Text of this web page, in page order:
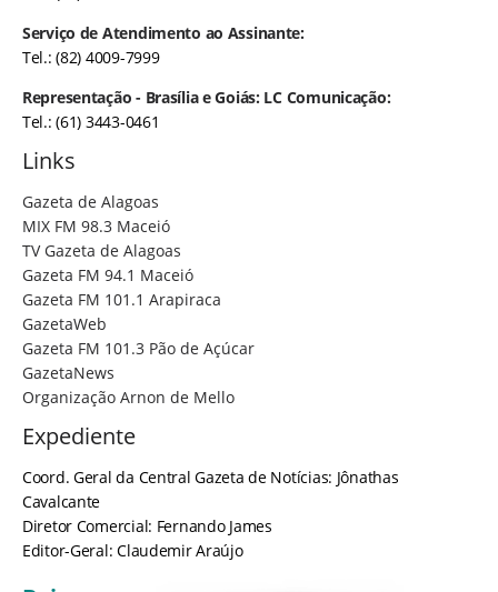
Serviço de Atendimento ao Assinante:
Tel.: (82) 4009-7999
Representação - Brasília e Goiás: LC Comunicação:
Tel.: (61) 3443-0461
Links
Gazeta de Alagoas
MIX FM 98.3 Maceió
TV Gazeta de Alagoas
Gazeta FM 94.1 Maceió
Gazeta FM 101.1 Arapiraca
GazetaWeb
Gazeta FM 101.3 Pão de Açúcar
GazetaNews
Organização Arnon de Mello
Expediente
Coord. Geral da Central Gazeta de Notícias: Jônathas
Cavalcante
Diretor Comercial: Fernando James
Editor-Geral: Claudemir Araújo